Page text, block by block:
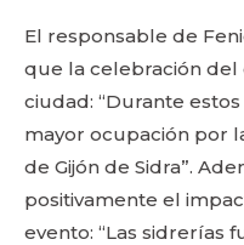
El responsable de
que la celebración del
ciudad: “Durante
mayor ocupación por
de Gijón de Sidra”.
positivamente el
evento: “Las sidrerías